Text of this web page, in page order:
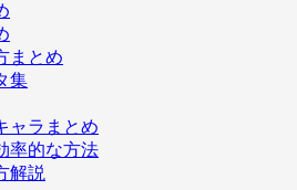
まとめ
集
ャラまとめ
率的な方法
解説